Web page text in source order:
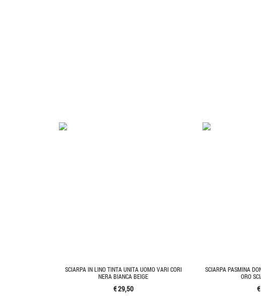
SCIARPA IN LINO TINTA UNITA UOMO VARI CORI
NERA BIANCA BEIGE
€ 29,50
SCIARPA PASMINA
ORO